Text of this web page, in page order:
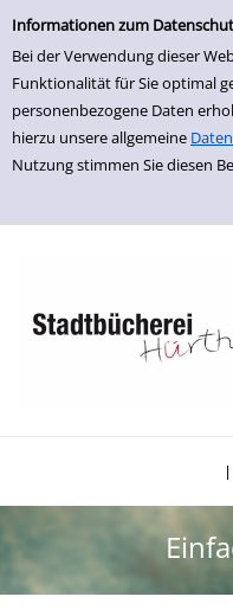
Einfache Suche
Informationen zum
Bei der Verwendung dieser
Funktionalität für Sie optimal
personenbezogene Daten
hierzu unsere allgemeine
Nutzung stimmen Sie diesen
zur Navigation springen
zum Inhalt springen
Zur Detailanzeige springen